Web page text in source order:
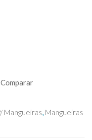
Comparar
Mangueiras, Mangueiras